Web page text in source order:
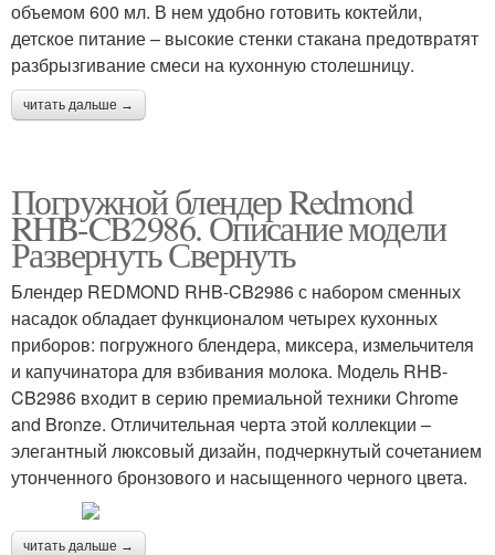
объемом 600 мл. В нем удобно готовить коктейли,
детское питание – высокие стенки стакана предотвратят
разбрызгивание смеси на кухонную столешницу.
читать дальше →
Погружной блендер Redmond
RHB-CB2986. Описание модели
Развернуть Свернуть
Блендер REDMOND RHB-CB2986 с набором сменных
насадок обладает функционалом четырех кухонных
приборов: погружного блендера, миксера, измельчителя
и капучинатора для взбивания молока. Модель RHB-
CB2986 входит в серию премиальной техники Chrome
and Bronze. Отличительная черта этой коллекции –
элегантный люксовый дизайн, подчеркнутый сочетанием
утонченного бронзового и насыщенного черного цвета.
читать дальше →